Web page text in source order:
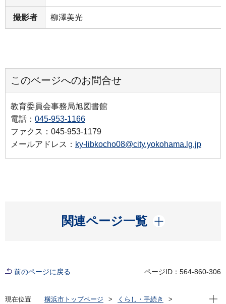
撮影者 柳澤美光
このページへのお問合せ
教育委員会事務局旭図書館
電話： 045-953-1166
ファクス：045-953-1179
メールアドレス： ky-libkocho08@city.yokohama.lg.jp
関連ページ一覧
開く
前のページに戻る ページID：564-860-306
現在位置 横浜市トップページ
くらし・手続き
現在